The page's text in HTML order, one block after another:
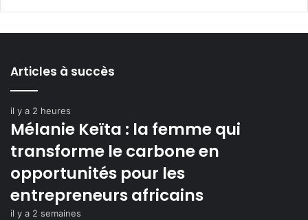
Articles à succès
il y a 2 heures
Mélanie Keïta : la femme qui
transforme le carbone en
opportunités pour les
entrepreneurs africains
il y a 2 semaines